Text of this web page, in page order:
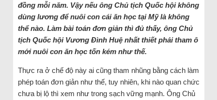
đồng mỗi năm. Vậy nếu ông Chủ tịch Quốc hội không
dùng lương để nuôi con cái ăn học tại Mỹ là không
thể nào. Làm bài toán đơn giản thì đủ thấy, ông Chủ
tịch Quốc hội Vương Đình Huệ nhất thiết phải tham ô
mới nuôi con ăn học tốn kém như thế.
Thực ra ở chế độ này ai cũng tham nhũng bằng cách làm
phép toán đơn giản như thế, tuy nhiên, khi nào quan chức
chưa bị lộ thì xem như trong sạch vững mạnh. Ông Chủ